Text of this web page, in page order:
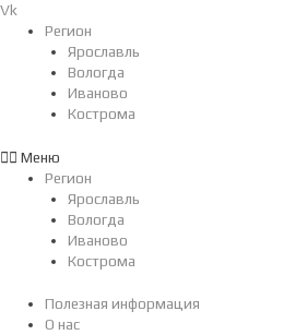
Перейти
содержимому
Vk
Регион
Ярославль
Вологда
Иваново
Кострома
Меню
Регион
Ярославль
Вологда
Иваново
Кострома
Полезная информация
О нас